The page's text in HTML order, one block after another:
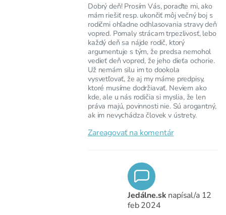
Dobrý deň! Prosím Vás, poraďte mi, ako
mám riešiť resp. ukončiť môj večný boj s
rodičmi ohľadne odhlasovania stravy deň
vopred. Pomaly strácam trpezlivosť, lebo
každý deň sa nájde rodič, ktorý
argumentuje s tým, že predsa nemohol
vedieť deň vopred, že jeho dieťa ochorie.
Už nemám silu im to dookola
vysvetľovať, že aj my máme predpisy,
ktoré musíme dodržiavať. Neviem ako
kde, ale u nás rodičia si myslia, že len
práva majú, povinnosti nie. Sú arogantný,
ak im nevychádza človek v ústrety.
Zareagovať na komentár
Jedálne.sk napísal/a 12
feb 2024